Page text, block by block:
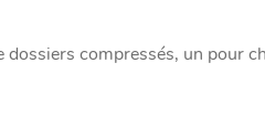
compressés, un pour